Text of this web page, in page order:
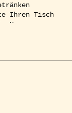
Ihren Tisch
Herzen von